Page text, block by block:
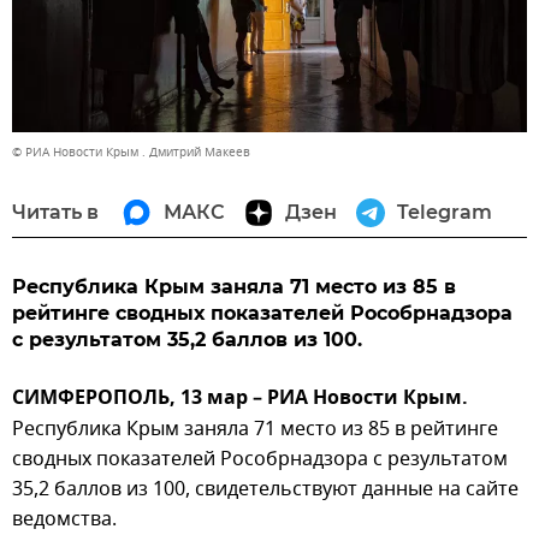
© РИА Новости Крым . Дмитрий Макеев
Читать в МАКС Дзен Telegram
Республика Крым заняла 71 место из 85 в
рейтинге сводных показателей Рособрнадзора
с результатом 35,2 баллов из 100.
СИМФЕРОПОЛЬ, 13 мар – РИА Новости Крым.
Республика Крым заняла 71 место из 85 в рейтинге
сводных показателей Рособрнадзора с результатом
35,2 баллов из 100, свидетельствуют данные на сайте
ведомства.